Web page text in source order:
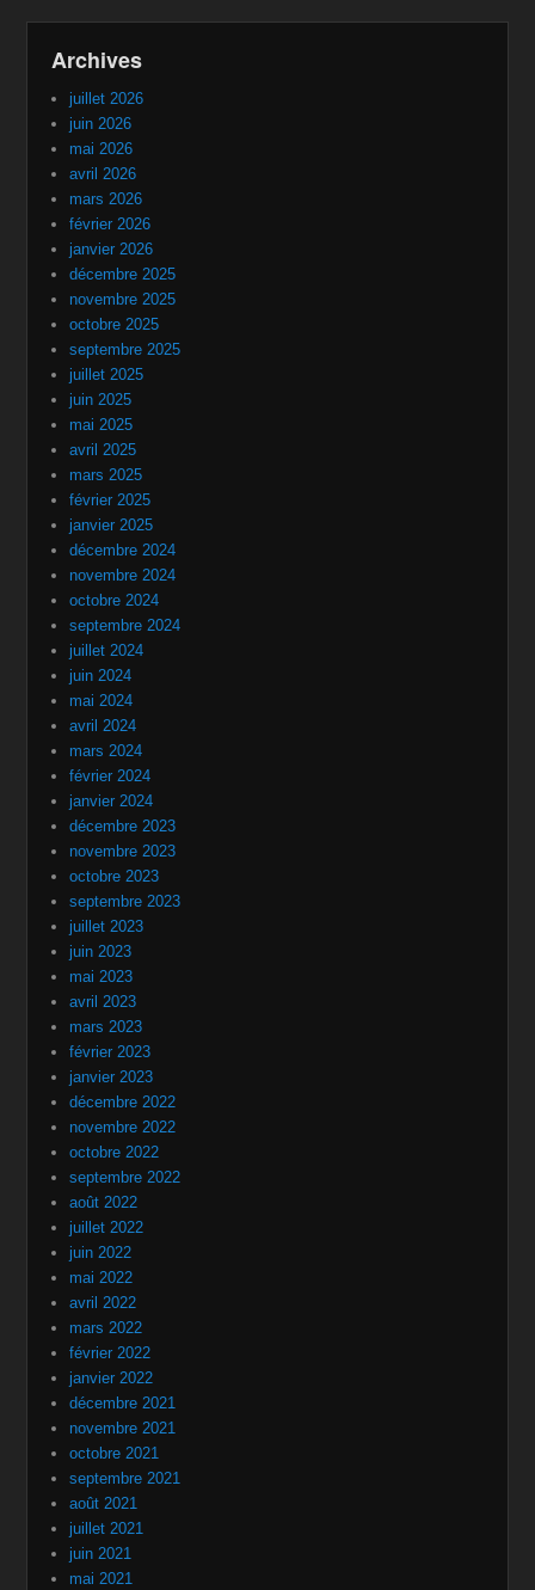
Archives
juillet 2026
juin 2026
mai 2026
avril 2026
mars 2026
février 2026
janvier 2026
décembre 2025
novembre 2025
octobre 2025
septembre 2025
juillet 2025
juin 2025
mai 2025
avril 2025
mars 2025
février 2025
janvier 2025
décembre 2024
novembre 2024
octobre 2024
septembre 2024
juillet 2024
juin 2024
mai 2024
avril 2024
mars 2024
février 2024
janvier 2024
décembre 2023
novembre 2023
octobre 2023
septembre 2023
juillet 2023
juin 2023
mai 2023
avril 2023
mars 2023
février 2023
janvier 2023
décembre 2022
novembre 2022
octobre 2022
septembre 2022
août 2022
juillet 2022
juin 2022
mai 2022
avril 2022
mars 2022
février 2022
janvier 2022
décembre 2021
novembre 2021
octobre 2021
septembre 2021
août 2021
juillet 2021
juin 2021
mai 2021